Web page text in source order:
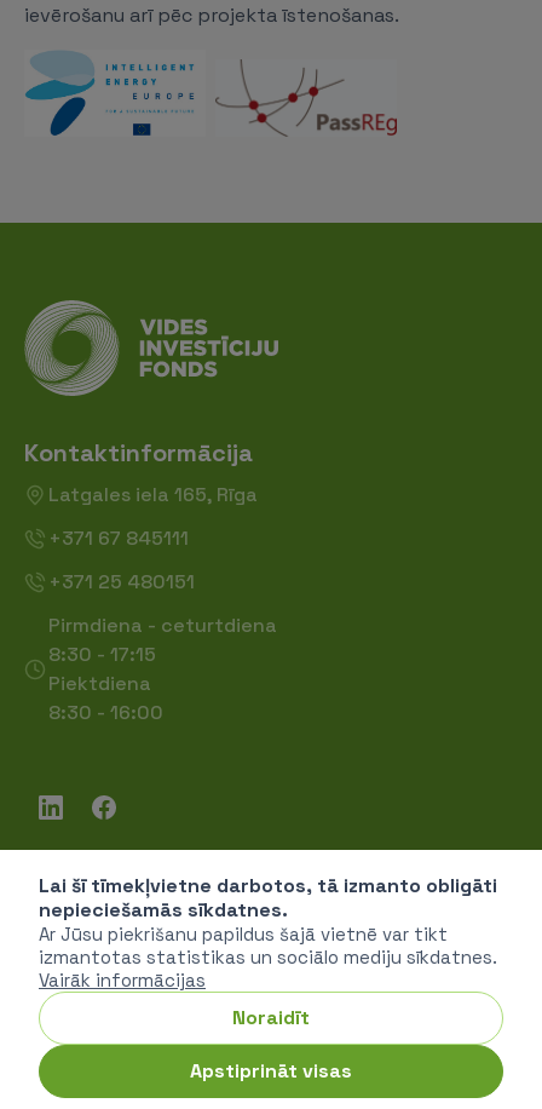
Lai šī tīmekļvietne darbotos, tā izmanto obligāti
nepieciešamās sīkdatnes.
Ar Jūsu piekrišanu papildus šajā vietnē var tikt
izmantotas statistikas un sociālo mediju sīkdatnes.
Vairāk informācijas
Noraidīt
Apstiprināt visas
ievērošanu arī pēc projekta īstenošanas.
Kontaktinformācija
Latgales iela 165, Rīga
+371 67 845111
+371 25 480151
Pirmdiena - ceturtdiena
8:30 - 17:15
Piektdiena
8:30 - 16:00
Piekļūstamība
Privātuma politika
SIA "Vides investīciju fonds" © 2026